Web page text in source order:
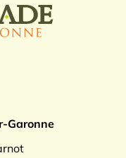
compte Facebook
vers le compte
Garonne